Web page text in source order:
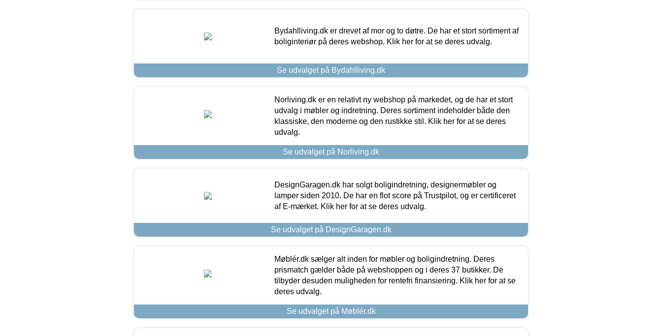
Bydahlliving.dk er drevet af mor og to døtre. De har et stort sortiment af
boliginteriør på deres webshop. Klik her for at se deres udvalg.
Se udvalget på Bydahlliving.dk
Norliving.dk er en relativt ny webshop på markedet, og de har et stort
udvalg i møbler og indretning. Deres sortiment indeholder både den
klassiske, den moderne og den rustikke stil. Klik her for at se deres
udvalg.
Se udvalget på Norliving.dk
DesignGaragen.dk har solgt boligindretning, designermøbler og
lamper siden 2010. De har en flot score på Trustpilot, og er certificeret
af E-mærket. Klik her for at se deres udvalg.
Se udvalget på DesignGaragen.dk
Møblér.dk sælger alt inden for møbler og boligindretning. Deres
prismatch gælder både på webshoppen og i deres 37 butikker. De
tilbyder desuden muligheden for rentefri finansiering. Klik her for at se
deres udvalg.
Se udvalget på Møblér.dk